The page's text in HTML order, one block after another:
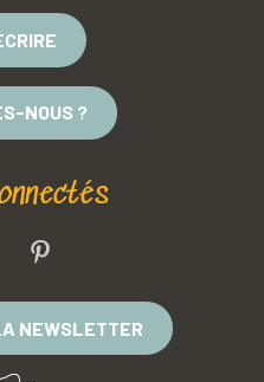
NOUS ?
NEWSLETTER